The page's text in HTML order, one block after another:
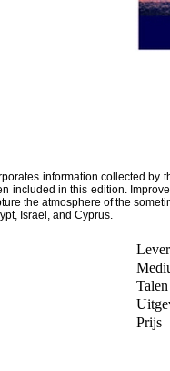
information collected
included in this edition.
the atmosphere of the
Israel, and Cyprus.
Talen
Prijs